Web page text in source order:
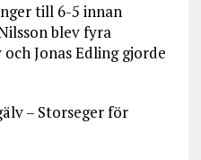
till 6-5 innan
blev fyra
Jonas Edling gjorde
– Storseger för